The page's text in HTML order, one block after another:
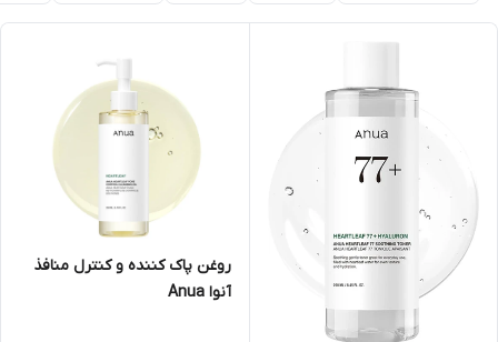
روغن پاک کننده و کنترل منافذ
آنوا Anua